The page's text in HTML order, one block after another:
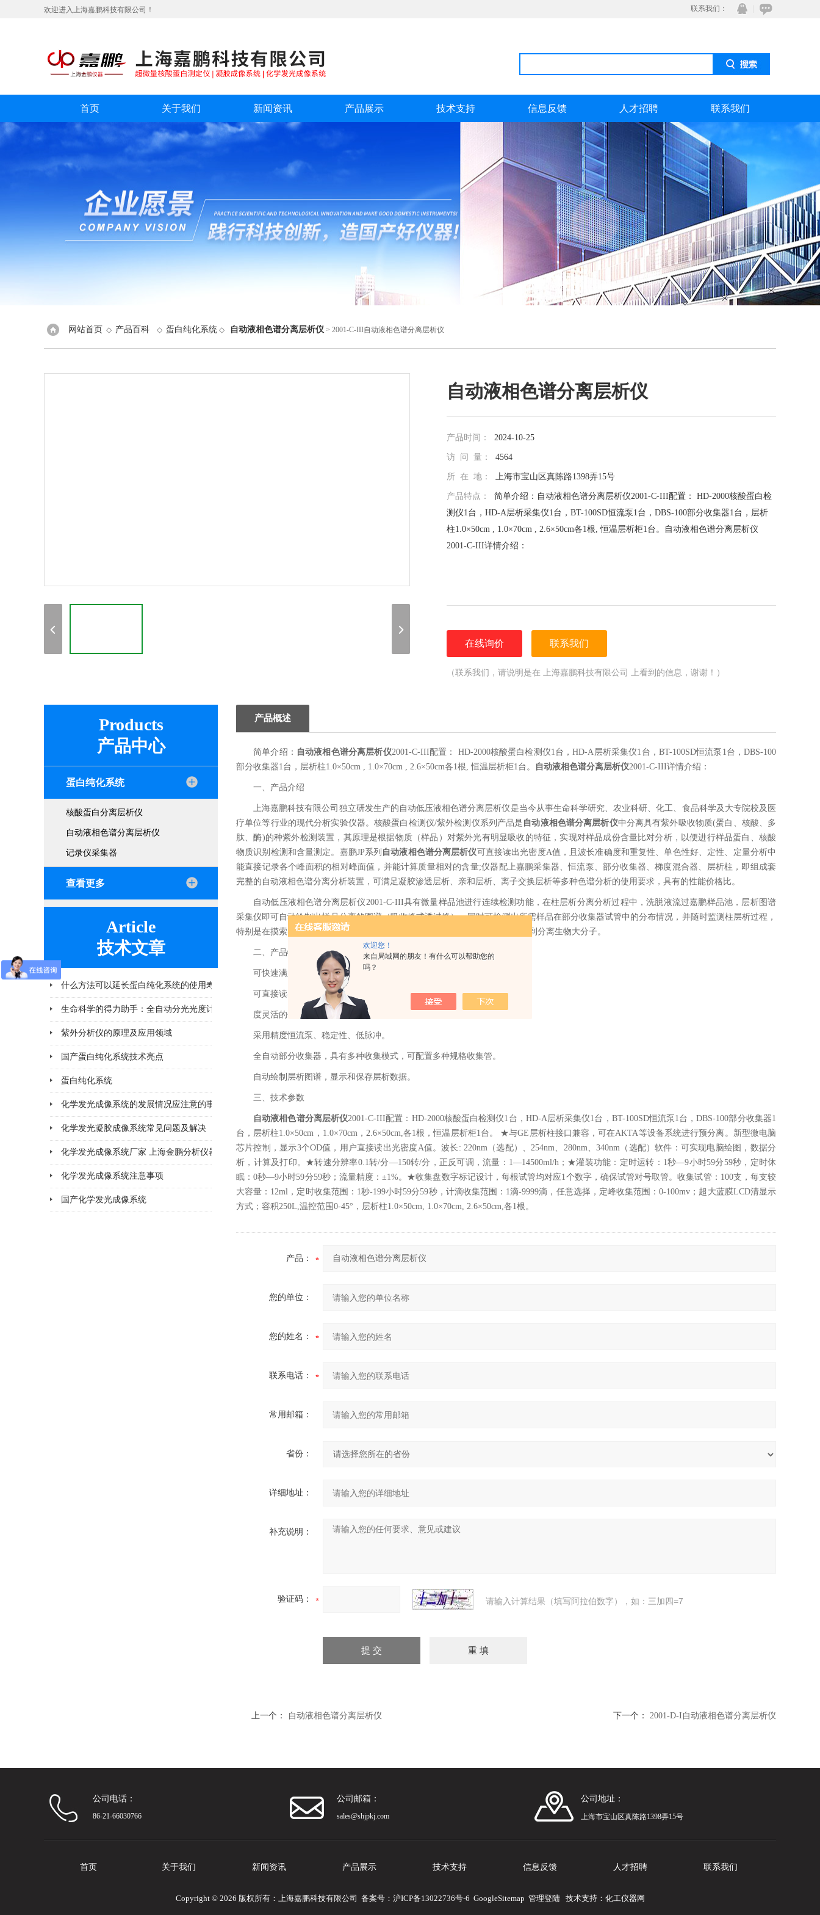
欢迎您！
来自局域网的朋友！有什么可以帮助您的
吗？
欢迎进入上海嘉鹏科技有限公司！ 联系我们：
在线咨
询
QQ
首页 关于我们 新闻资讯 产品展示 技术支持 信息反馈 人才招聘 联系我们
网站首页 ◇ 产品百科 ◇ 蛋白纯化系统 ◇ 自动液相色谱分离层析仪 > 2001-C-III自动液相色谱分离层析仪
自动液相色谱分离层析仪
产品时间： 2024-10-25
访 问 量： 4564
所 在 地： 上海市宝山区真陈路1398弄15号
产品特点： 简单介绍：自动液相色谱分离层析仪2001-C-III配置： HD-2000核酸蛋白检
测仪1台，HD-A层析采集仪1台，BT-100SD恒流泵1台，DBS-100部分收集器1台，层析
柱1.0×50cm , 1.0×70cm , 2.6×50cm各1根, 恒温层析柜1台。自动液相色谱分离层析仪
2001-C-III详情介绍：
在线询价 联系我们
（联系我们，请说明是在 上海嘉鹏科技有限公司 上看到的信息，谢谢！）
Products
产品中心
蛋白纯化系统
核酸蛋白分离层析仪
自动液相色谱分离层析仪
记录仪采集器
查看更多
Article
技术文章
什么方法可以延长蛋白纯化系统的使用寿命
2026-06-25 生命科学的得力助手：全自动分光光度计在DNA/蛋白质定量中的深度应用
紫外分析仪的原理及应用领域
国产蛋白纯化系统技术亮点
蛋白纯化系统
2026-02-11
化学发光成像系统的发展情况应注意的事项
2026-02-11
化学发光凝胶成像系统常见问题及解决
2026-02-06
化学发光成像系统厂家 上海金鹏分析仪器
化学发光成像系统注意事项
国产化学发光成像系统
产品概述
简单介绍： 自动液相色谱分离层析仪2001-C-III配置： HD-2000核酸蛋白检测仪1台，HD-A层析采集仪1台，BT-100SD恒流泵1台，DBS-100
部分收集器1台，层析柱1.0×50cm , 1.0×70cm , 2.6×50cm各1根, 恒温层析柜1台。
自动液相色谱分离层析仪2001-C-III详情介绍：
一、产品介绍
上海嘉鹏科技有限公司独立研发生产的自动低压液相色谱分离层析仪是当今从事生命科学研究、农业科研、化工、食品科学及大专院校及医
疗单位等行业的现代分析实验仪器。核酸蛋白检测仪/紫外检测仪系列产品是 自动液相色谱分离层析仪中分离具有紫外吸收物质(蛋白、核酸、多
肽、酶)的种紫外检测装置，其原理是根据物质（样品）对紫外光有明显吸收的特征，实现对样品成份含量比对分析，以便进行样品蛋白、核酸
物质识别检测和含量测定。嘉鹏JP系列 自动液相色谱分离层析仪可直接读出光密度A值，且波长准确度和重复性、单色性好、定性、定量分析中
能直接记录各个峰面积的相对峰面值，并能计算质量相对的含量;仪器配上嘉鹏采集器、恒流泵、部分收集器、梯度混合器、层析柱，即组成套
完整的自动液相色谱分离分析装置，可满足凝胶渗透层析、亲和层析、离子交换层析等多种色谱分析的使用要求，具有的性能价格比。
自动低压液相色谱分离层析仪2001-C-III具有微量样品池进行连续检测功能，在柱层析分离分析过程中，洗脱液流过嘉鹏样品池，层析图谱
采集仪即可自动绘制出样品分离的图谱（吸收峰或透过峰），同时可检测出所需样品在部分收集器试管中的分布情况，并随时监测柱层析过程，
特别是在摸索实验过程中，及时改变洗脱条件，以便迅速取得可靠
,达到分离生物大分子。
二、产品特点
可快速满足凝胶渗透层析、亲和层析、离子交换层析等多种色谱分析。
可直接读出光密度 A值，且波长准确度和重复性。
度灵活的仪器模块化配置，让科研过程更直观。
采用精度恒流泵、稳定性、低脉冲。
全自动部分收集器，具有多种收集模式，可配置多种规格收集管。
自动绘制层析图谱，显示和保存层析数据。
三、技术参数
自动液相色谱分离层析仪2001-C-III配置：HD-2000核酸蛋白检测仪1台，HD-A层析采集仪1台，BT-100SD恒流泵1台，DBS-100部分收集器1
台，层析柱1.0×50cm，1.0×70cm，2.6×50cm,各1根，恒温层析柜1台。 ★与GE层析柱接口兼容，可在AKTA等设备系统进行预分离。 新型微电脑
芯片控制，显示3个OD值，用户直接读出光密度A值。波长: 220nm（选配）、254nm、280nm、340nm（选配）软件：可实现电脑绘图，数据分
析，计算及打印。★转速分辨率0.1转/分—150转/分，正反可调，流量：1—14500ml/h；★灌装功能：定时运转： 1秒—9小时59分59秒，定时休
眠：0秒—9小时59分59秒；流量精度：±1%。★收集盘数字标记设计，每根试管均对应1个数字，确保试管对号取管。收集试管：100支，每支较
大容量：12ml，定时收集范围：1秒-199小时59分59秒，计滴收集范围：1滴-9999滴，任意选择，定峰收集范围：0-100mv；超大蓝膜LCD清显示
方式；容积250L,温控范围0-45°， 层析柱1.0×50cm, 1.0×70cm, 2.6×50cm,各1根。
产品：
您的单位：
您的姓名：
联系电话：
常用邮箱：
省份：
详细地址：
补充说明：
验证码： 请输入计算结果（填写阿拉伯数字），如：三加四=7
上一个： 自动液相色谱分离层析仪 下一个： 2001-D-I自动液相色谱分离层析仪
公司电话：
86-21-66030766
公司邮箱：
sales@shjpkj.com
公司地址：
上海市宝山区真陈路1398弄15号
首页 关于我们 新闻资讯 产品展示 技术支持 信息反馈 人才招聘 联系我们
Copyright © 2026 版权所有：上海嘉鹏科技有限公司 备案号： 沪ICP备13022736号-6 GoogleSitemap 管理登陆技术支持： 化工仪器网